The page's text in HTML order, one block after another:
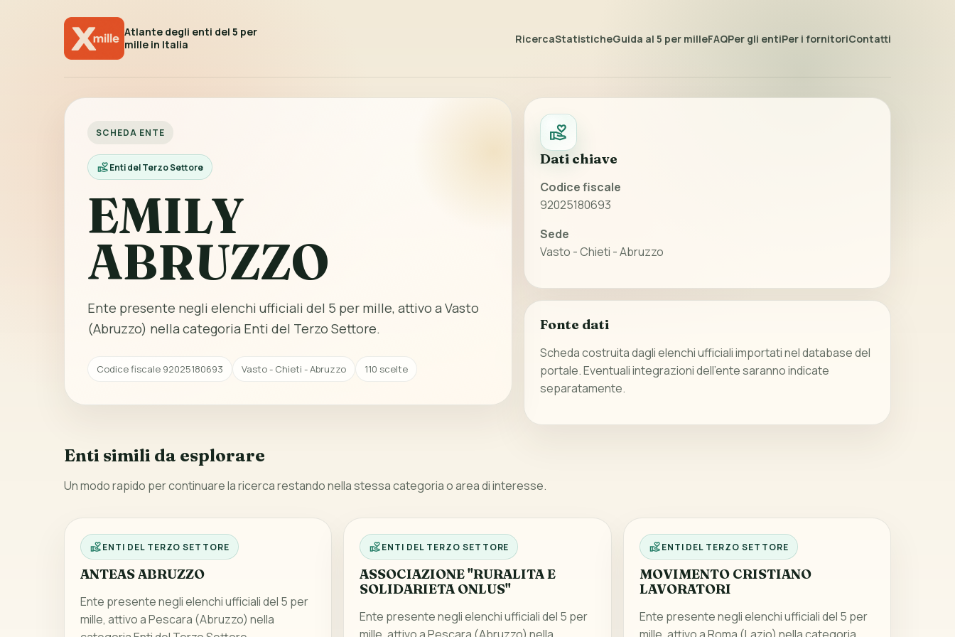
Atlante degli enti del 5 per
mille in Italia
RicercaStatisticheGuida al 5 per milleFAQPer gli entiPer i fornitoriContatti
SCHEDA ENTE
Enti del Terzo Settore
EMILY
ABRUZZO
Ente presente negli elenchi ufficiali del 5 per mille, attivo a Vasto
(Abruzzo) nella categoria Enti del Terzo Settore.
Codice fiscale 92025180693 Vasto - Chieti - Abruzzo 110 scelte
Dati chiave
Codice fiscale
92025180693
Sede
Vasto - Chieti - Abruzzo
Fonte dati
Scheda costruita dagli elenchi ufficiali importati nel database del
portale. Eventuali integrazioni dell’ente saranno indicate
separatamente.
Enti simili da esplorare
Un modo rapido per continuare la ricerca restando nella stessa categoria o area di interesse.
ENTI DEL TERZO SETTORE
ANTEAS ABRUZZO
Ente presente negli elenchi ufficiali del 5 per
mille, attivo a Pescara (Abruzzo) nella
ENTI DEL TERZO SETTORE
ASSOCIAZIONE "RURALITA E
SOLIDARIETA ONLUS"
Ente presente negli elenchi ufficiali del 5 per
ENTI DEL TERZO SETTORE
MOVIMENTO CRISTIANO
LAVORATORI
Ente presente negli elenchi ufficiali del 5 per